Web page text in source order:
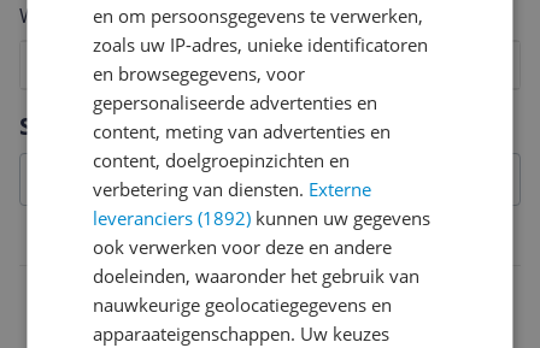
Specificaties
Productinformatie
Kunststof
Welk cijfer geef jij dit product?
Vraag 1 van 4
en om persoonsgegevens te verwerken,
zoals uw IP-adres, unieke identificatoren
en browsegegevens, voor
gepersonaliseerde advertenties en
content, meting van advertenties en
content, doelgroepinzichten en
verbetering van diensten. Externe
leveranciers (1892) kunnen uw gegevens
ook verwerken voor deze en andere
doeleinden, waaronder het gebruik van
nauwkeurige geolocatiegegevens en
apparaateigenschappen. Uw keuzes